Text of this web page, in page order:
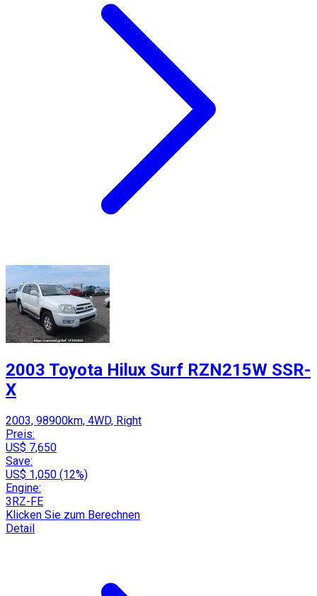
2003 Toyota Hilux Surf RZN215W SSR-
X
2003, 98900km, 4WD, Right
Preis:
US$ 7,650
Save:
US$ 1,050 (12%)
Engine:
3RZ-FE
Klicken Sie zum Berechnen
Detail